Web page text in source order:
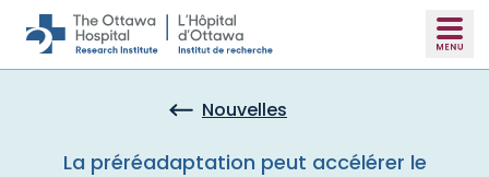
Skip to main content
Nouvelles
La préréadaptation peut accélérer le